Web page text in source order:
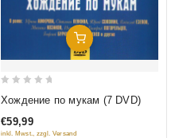
Добавить В Корзину
of
Хождение по мукам (7 DVD)
€59,99
inkl. Mwst., zzgl. Versand